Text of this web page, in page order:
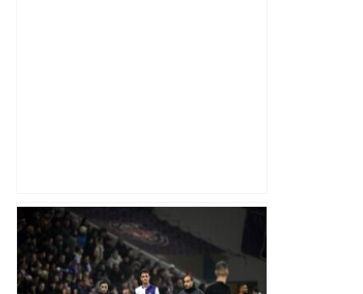
Top 14. Lyon se relance en faisant
tomber Pau, qui rate l’occasion de
reprendre la tête du championnat à
Toulouse – Ouest-France